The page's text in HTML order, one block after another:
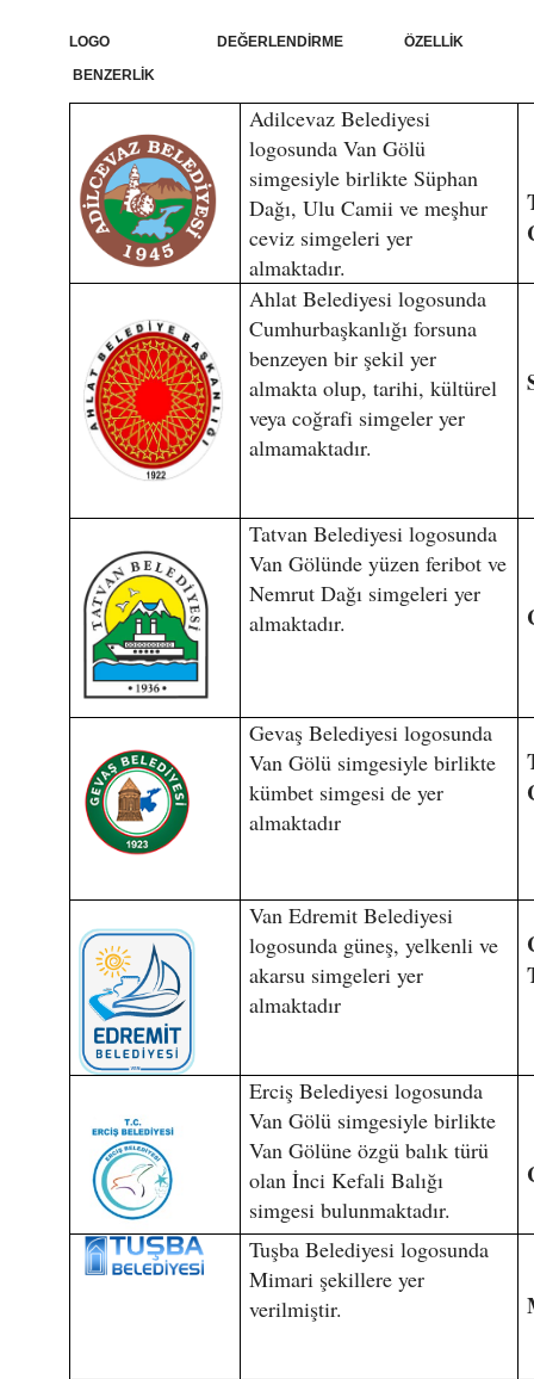
LOGO DEĞERLENDİRME ÖZELLİK
BENZERLİK
Adilcevaz Belediyesi
logosunda Van Gölü
simgesiyle birlikte Süphan
Dağı, Ulu Camii ve meşhur
ceviz simgeleri yer
almaktadır.
Ahlat Belediyesi logosunda
Cumhurbaşkanlığı forsuna
benzeyen bir şekil yer
almakta olup, tarihi, kültürel
veya coğrafi simgeler yer
almamaktadır.
Tatvan Belediyesi logosunda
Van Gölünde yüzen feribot ve
Nemrut Dağı simgeleri yer
almaktadır.
Gevaş Belediyesi logosunda
Van Gölü simgesiyle birlikte
kümbet simgesi de yer
almaktadır
Van Edremit Belediyesi
logosunda güneş, yelkenli ve
akarsu simgeleri yer
almaktadır
Erciş Belediyesi logosunda
Van Gölü simgesiyle birlikte
Van Gölüne özgü balık türü
olan İnci Kefali Balığı
simgesi bulunmaktadır.
Tuşba Belediyesi logosunda
Mimari şekillere yer
verilmiştir.